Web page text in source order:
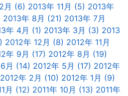
月 (6) 2013年 11月 (5) 2013年
2013年 8月 (21) 2013年 7月
年 4月 (1) 2013年 3月 (3) 2013
2012年 12月 (8) 2012年 11月
年 9月 (17) 2012年 8月 (19)
月 (14) 2012年 5月 (17) 2012年
2012年 2月 (10) 2012年 1月 (9)
月 (12) 2011年 10月 (13) 2011年